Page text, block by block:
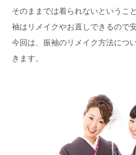
そのままでは着られないというこ
袖はリメイクやお直しできるので
今回は、振袖のリメイク方法につ
きます。